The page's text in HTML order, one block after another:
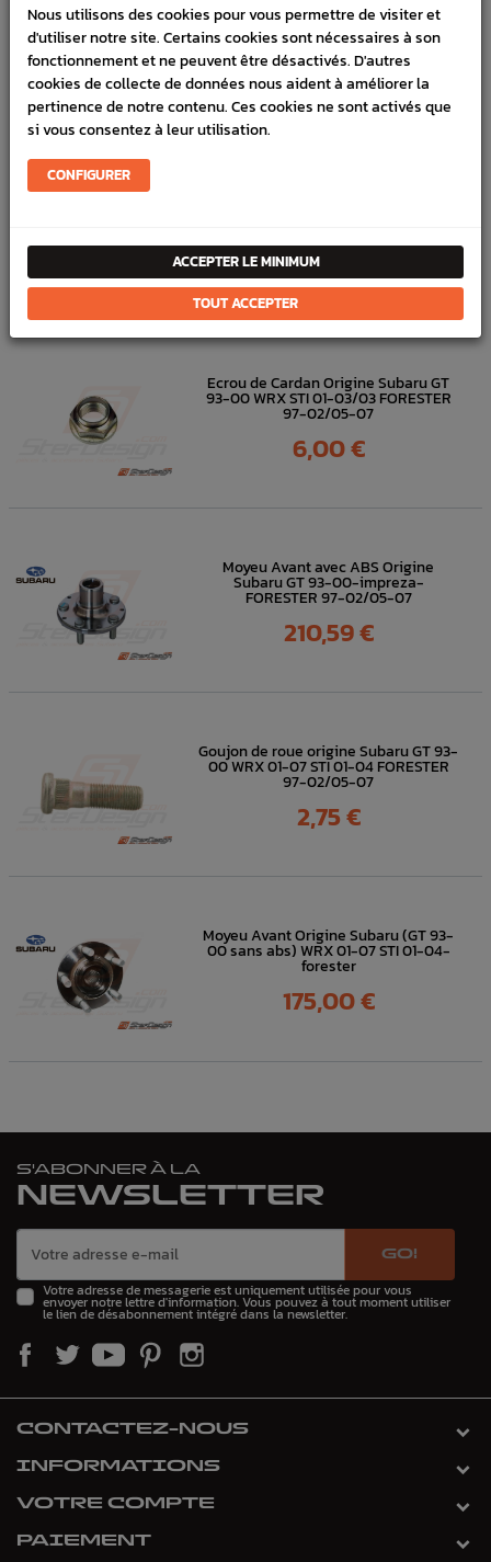
Marque :SUBARU
Référence : 1891
En stock : 3
FICHE TECHNIQUE
Transmission
Cardans, Soufflets, Graisses
DANSLA MÊME
CATÉGORIE
Ecrou de Cardan Origine Subaru GT
93-00 WRX STI 01-03/03 FORESTER
97-02/05-07
Prix
6,00 €
Moyeu Avant avec ABS Origine
Subaru GT 93-00-impreza-
FORESTER 97-02/05-07
Prix
210,59 €
Goujon de roue origine Subaru GT 93-
00 WRX 01-07 STI 01-04 FORESTER
97-02/05-07
Prix
2,75 €
Moyeu Avant Origine Subaru (GT 93-
00 sans abs) WRX 01-07 STI 01-04-
forester
Prix
175,00 €
S'ABONNER À LA
NEWSLETTER
GO!
Votre adresse de messagerie est uniquement utilisée pour vous
envoyer notre lettre d'information. Vous pouvez à tout moment utiliser
le lien de désabonnement intégré dans la newsletter.
CONTACTEZ-NOUS
INFORMATIONS
VOTRE COMPTE
PAIEMENT
Nous utilisons des cookies pour vous permettre de visiter et
d'utiliser notre site. Certains cookies sont nécessaires à son
fonctionnement et ne peuvent être désactivés. D'autres
cookies de collecte de données nous aident à améliorer la
pertinence de notre contenu. Ces cookies ne sont activés que
si vous consentez à leur utilisation.
CONFIGURER
ACCEPTER LE MINIMUM
TOUT ACCEPTER